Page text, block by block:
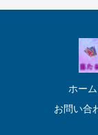
ホーム
お問い合